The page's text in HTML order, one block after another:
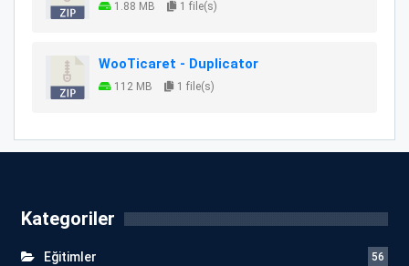
1.88 MB 1 file(s)
WooTicaret - Duplicator
112 MB 1 file(s)
Kategoriler
Eğitimler 56